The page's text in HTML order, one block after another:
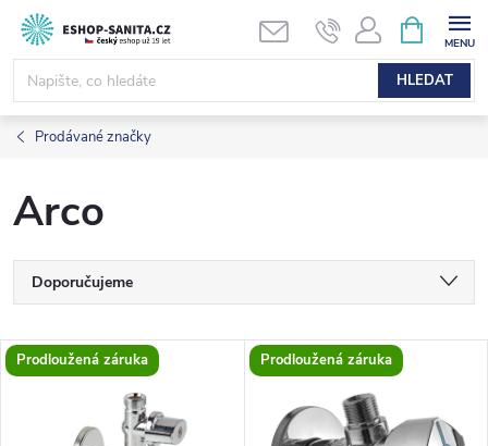
Přejít
obsah
HLEDAT
NÁKUPNÍ
KOŠÍK
Prodávané značky
Arco
Ř
a
z
Doporučujeme
Nejdražší
Nejprodávanější
V
Prodloužená záruka Prodloužená záruka